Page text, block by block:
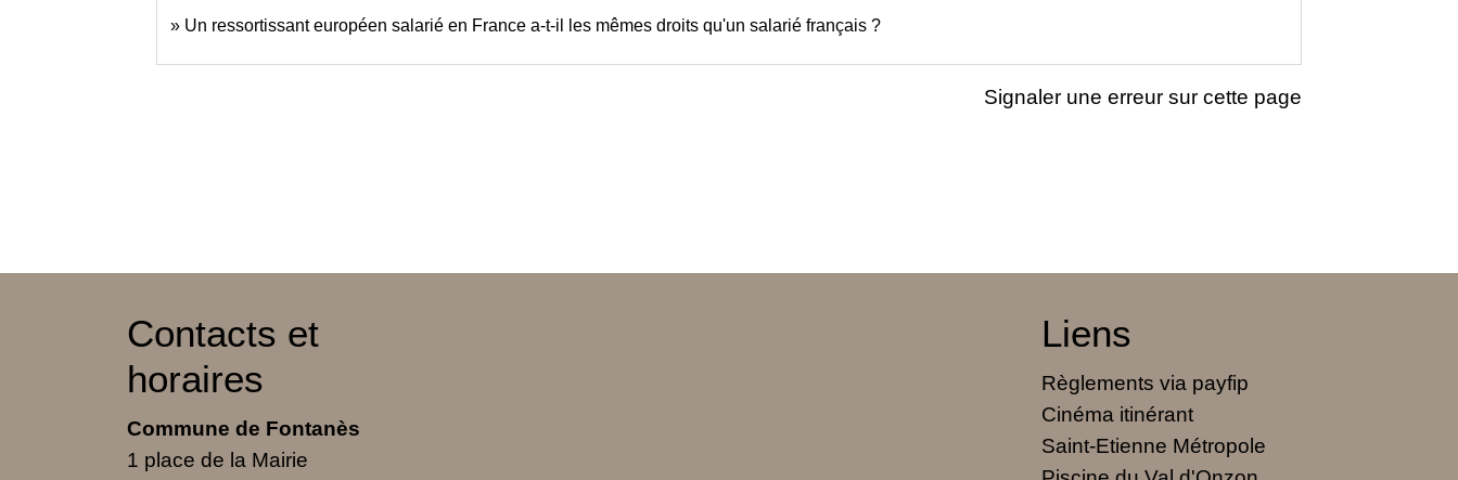
Un ressortissant européen salarié en France a-t-il les mêmes droits qu'un salarié français ?
Signaler une erreur sur cette page
Contacts et
horaires
Commune de Fontanès
1 place de la Mairie
Liens
Règlements via payfip
Cinéma itinérant
Saint-Etienne Métropole